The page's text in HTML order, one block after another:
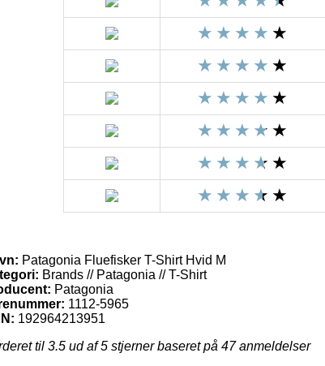
Patagonia Fluefisker T-Shirt Hvid M
Brands // Patagonia // T-Shirt
Patagonia
1112-5965
192964213951
til 3.5 ud af 5 stjerner baseret på 47anmeldelser